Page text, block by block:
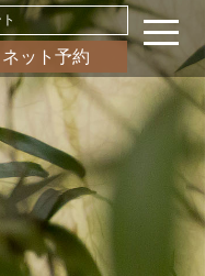
ネット予約